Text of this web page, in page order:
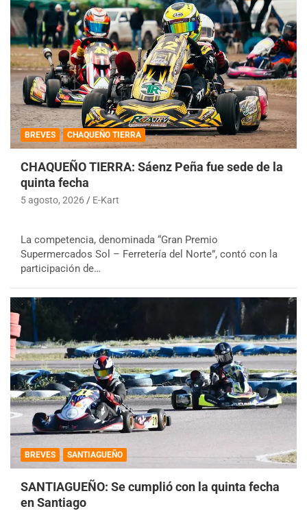
BREVES CHAQUEÑO TIERRA
CHAQUEÑO TIERRA: Sáenz Peña fue sede de la
quinta fecha
5 agosto, 2026 E-Kart
La competencia, denominada “Gran Premio
Supermercados Sol – Ferretería del Norte”, contó con la
participación de…
BREVES SANTIAGUEÑO
SANTIAGUEÑO: Se cumplió con la quinta fecha
en Santiago